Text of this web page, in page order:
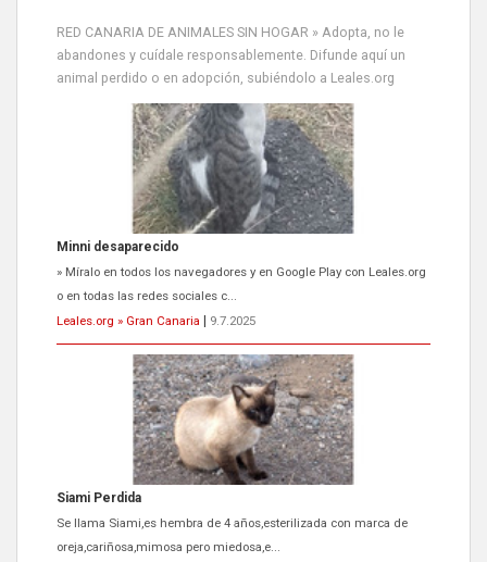
RED CANARIA DE ANIMALES SIN HOGAR » Adopta, no le
abandones y cuídale responsablemente. Difunde aquí un
animal perdido o en adopción, subiéndolo a Leales.org
Minni desaparecido
» Míralo en todos los navegadores y en Google Play con Leales.org
o en todas las redes sociales c...
Leales.org » Gran Canaria
9.7.2025
Siami Perdida
Se llama Siami,es hembra de 4 años,esterilizada con marca de
oreja,cariñosa,mimosa pero miedosa,e...